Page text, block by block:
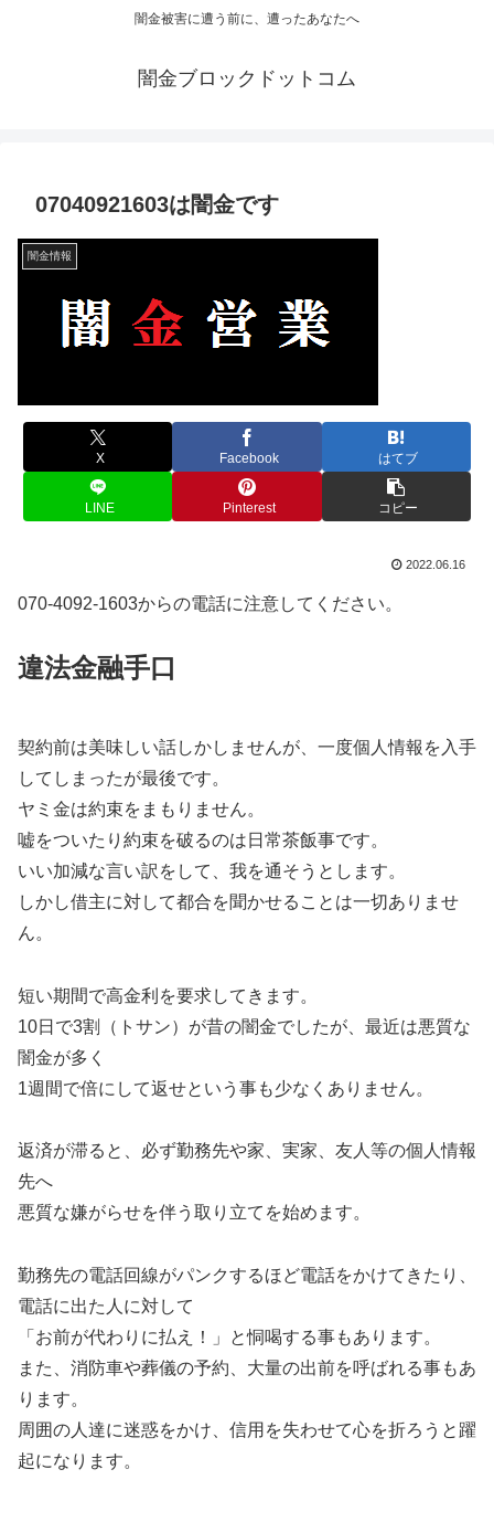
闇金被害に遭う前に、遭ったあなたへ
闇金ブロックドットコム
07040921603は闇金です
闇金情報
X Facebook はてブ
LINE Pinterest コピー
2022.06.16
070-4092-1603からの電話に注意してください。
違法金融手口
契約前は美味しい話しかしませんが、一度個人情報を入手
してしまったが最後です。
ヤミ金は約束をまもりません。
嘘をついたり約束を破るのは日常茶飯事です。
いい加減な言い訳をして、我を通そうとします。
しかし借主に対して都合を聞かせることは一切ありませ
ん。
短い期間で高金利を要求してきます。
10日で3割（トサン）が昔の闇金でしたが、最近は悪質な
闇金が多く
1週間で倍にして返せという事も少なくありません。
返済が滞ると、必ず勤務先や家、実家、友人等の個人情報
先へ
悪質な嫌がらせを伴う取り立てを始めます。
勤務先の電話回線がパンクするほど電話をかけてきたり、
電話に出た人に対して
「お前が代わりに払え！」と恫喝する事もあります。
また、消防車や葬儀の予約、大量の出前を呼ばれる事もあ
ります。
周囲の人達に迷惑をかけ、信用を失わせて心を折ろうと躍
起になります。